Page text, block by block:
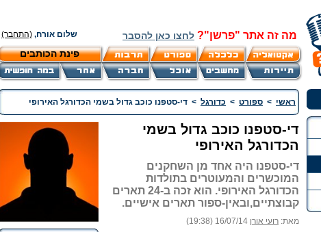
מה זה אתר "פרשן"? לחצו כאן להסבר שלום אורח, (התחבר)
פינת הכותבים
ראשי > ספורט > כדורגל > די-סטפנו כוכב גדול בשמי הכדורגל האירופי
די-סטפנו כוכב גדול בשמי
הכדורגל האירופי
די-סטפנו היה אחד מן השחקנים
המוכשרים והמעוטרים בתולדות
הכדורגל האירופי. הוא זכה ב-24 תארים
קבוצתיים,ובאין-ספור תארים אישיים.
מאת: רועי אורן 16/07/14 (19:38)